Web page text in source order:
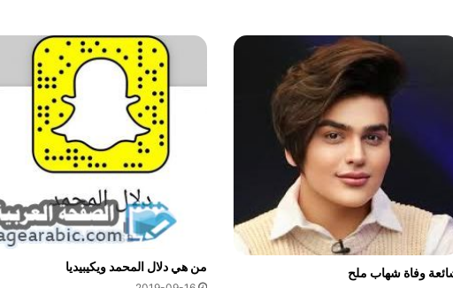
وفاة شهاب ملح من هي دلال المحمد ويكيبيديا